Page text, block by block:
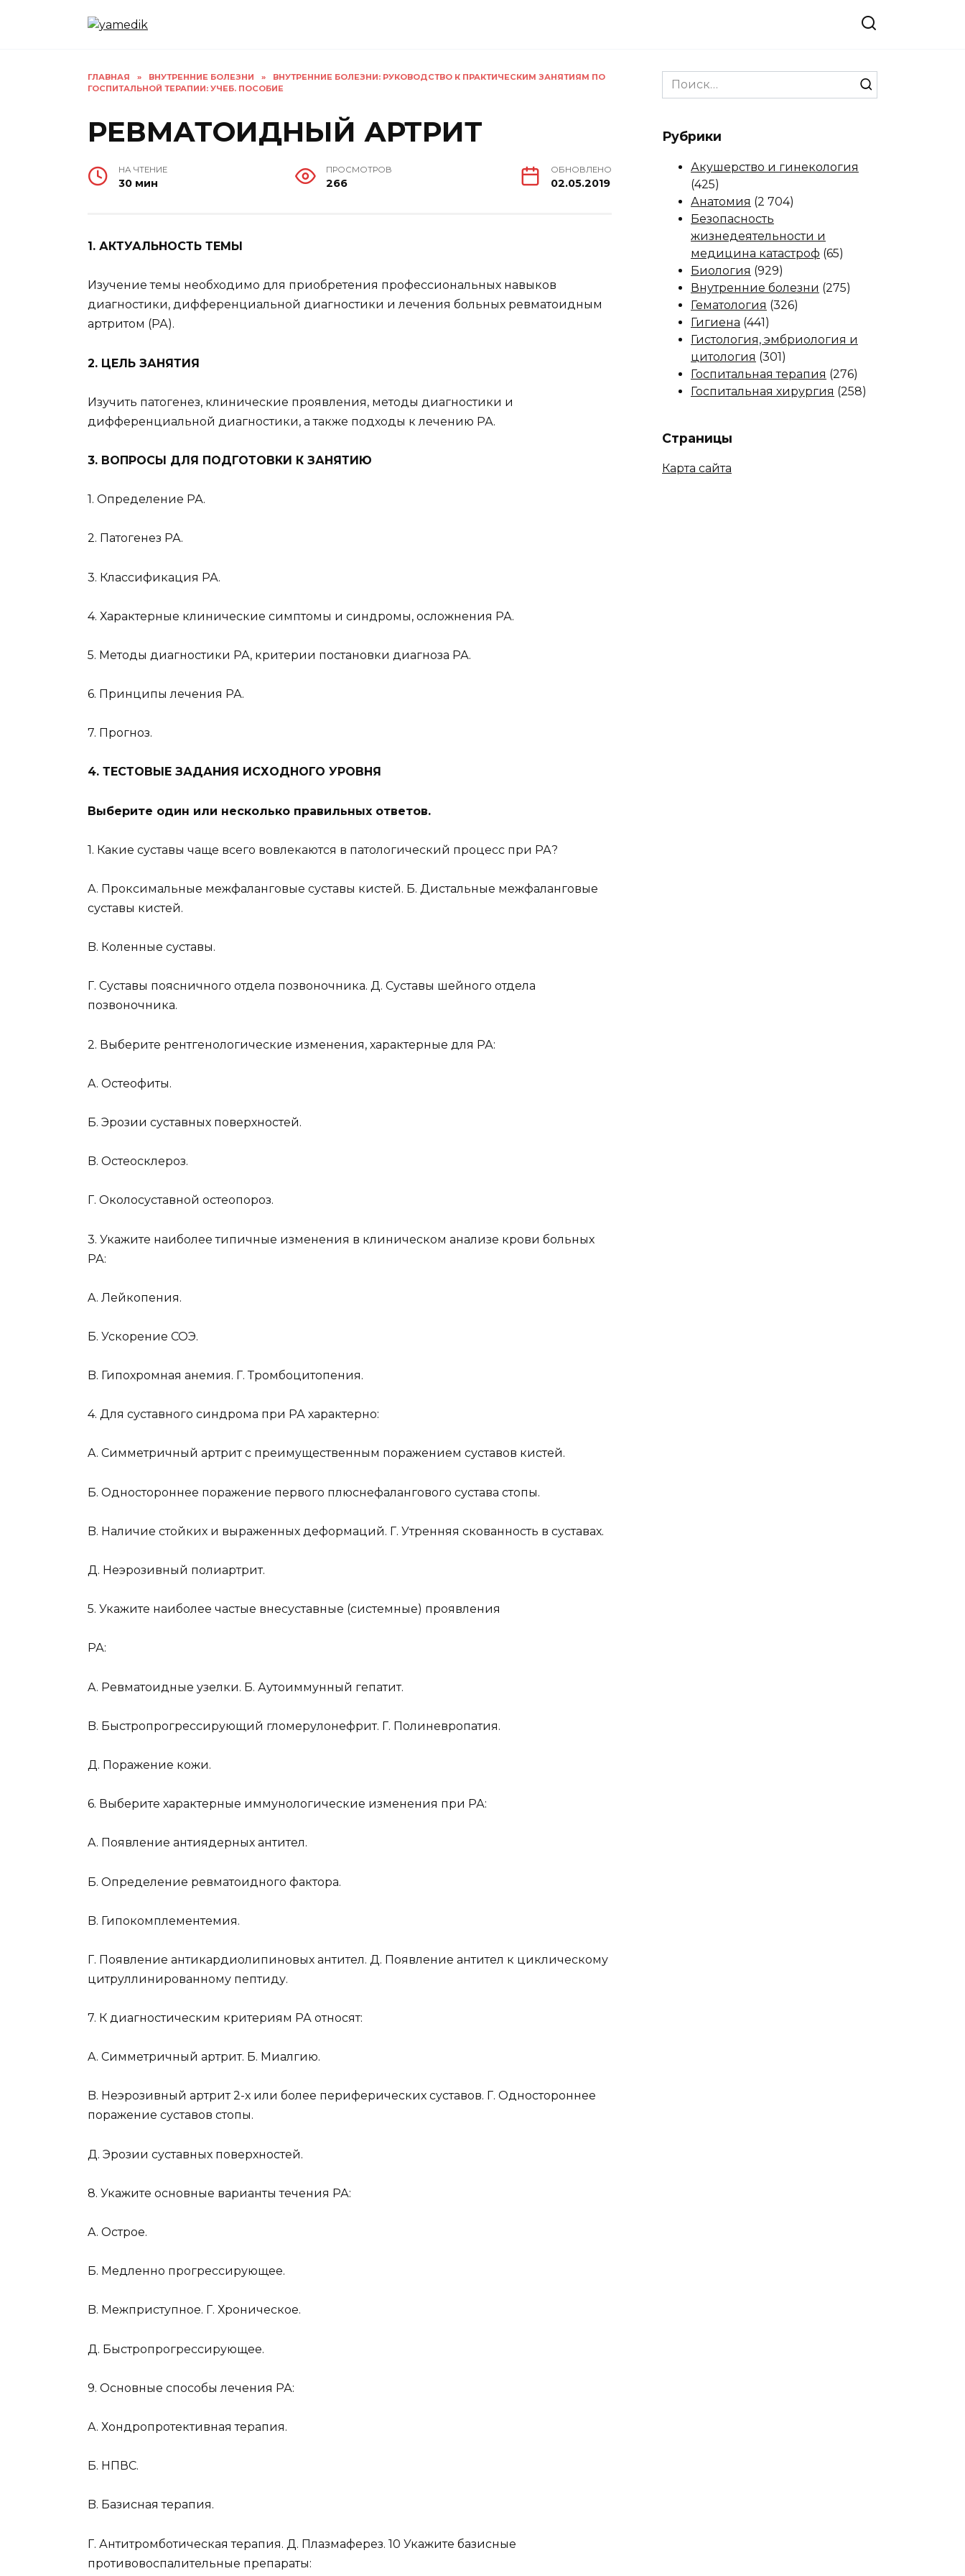
ГЛАВНАЯ » ВНУТРЕННИЕ БОЛЕЗНИ »
ВНУТРЕННИЕ БОЛЕЗНИ: РУКОВОДСТВО К ПРАКТИЧЕСКИМ ЗАНЯТИЯМ ПО
ГОСПИТАЛЬНОЙ ТЕРАПИИ: УЧЕБ. ПОСОБИЕ
РЕВМАТОИДНЫЙ АРТРИТ
НА ЧТЕНИЕ
30 мин
ПРОСМОТРОВ
266
ОБНОВЛЕНО
02.05.2019
1. АКТУАЛЬНОСТЬ ТЕМЫ
Изучение темы необходимо для приобретения профессиональных навыков
диагностики, дифференциальной диагностики и лечения больных ревматоидным
артритом (РА).
2. ЦЕЛЬ ЗАНЯТИЯ
Изучить патогенез, клинические проявления, методы диагностики и
дифференциальной диагностики, а также подходы к лечению РА.
3. ВОПРОСЫ ДЛЯ ПОДГОТОВКИ К ЗАНЯТИЮ
1. Определение РА.
2. Патогенез РА.
3. Классификация РА.
4. Характерные клинические симптомы и синдромы, осложнения РА.
5. Методы диагностики РА, критерии постановки диагноза РА.
6. Принципы лечения РА.
7. Прогноз.
4. ТЕСТОВЫЕ ЗАДАНИЯ ИСХОДНОГО УРОВНЯ
Выберите один или несколько правильных ответов.
1. Какие суставы чаще всего вовлекаются в патологический процесс при РА?
A. Проксимальные межфаланговые суставы кистей. Б. Дистальные межфаланговые
суставы кистей.
B. Коленные суставы.
Г. Суставы поясничного отдела позвоночника. Д. Суставы шейного отдела
позвоночника.
2. Выберите рентгенологические изменения, характерные для РА:
A. Остеофиты.
Б. Эрозии суставных поверхностей.
B. Остеосклероз.
Г. Околосуставной остеопороз.
3. Укажите наиболее типичные изменения в клиническом анализе крови больных
РА:
A. Лейкопения.
Б. Ускорение СОЭ.
B. Гипохромная анемия. Г. Тромбоцитопения.
4. Для суставного синдрома при РА характерно:
A. Симметричный артрит с преимущественным поражением суставов кистей.
Б. Одностороннее поражение первого плюснефалангового сустава стопы.
B. Наличие стойких и выраженных деформаций. Г. Утренняя скованность в суставах.
Д. Неэрозивный полиартрит.
5. Укажите наиболее частые внесуставные (системные) проявления
РА:
A. Ревматоидные узелки. Б. Аутоиммунный гепатит.
B. Быстропрогрессирующий гломерулонефрит. Г. Полиневропатия.
Д. Поражение кожи.
6. Выберите характерные иммунологические изменения при РА:
A. Появление антиядерных антител.
Б. Определение ревматоидного фактора.
B. Гипокомплементемия.
Г. Появление антикардиолипиновых антител. Д. Появление антител к циклическому
цитруллинированному пептиду.
7. К диагностическим критериям РА относят:
A. Симметричный артрит. Б. Миалгию.
B. Неэрозивный артрит 2-х или более периферических суставов. Г. Одностороннее
поражение суставов стопы.
Д. Эрозии суставных поверхностей.
8. Укажите основные варианты течения РА:
A. Острое.
Б. Медленно прогрессирующее.
B. Межприступное. Г. Хроническое.
Д. Быстропрогрессирующее.
9. Основные способы лечения РА:
A. Хондропротективная терапия.
Б. НПВС.
B. Базисная терапия.
Г. Антитромботическая терапия. Д. Плазмаферез. 10 Укажите базисные
противовоспалительные препараты:
Search
for:
Рубрики
Акушерство и гинекология
(425)
Анатомия (2 704)
Безопасность
жизнедеятельности и
медицина катастроф (65)
Биология (929)
Внутренние болезни (275)
Гематология (326)
Гигиена (441)
Гистология, эмбриология и
цитология (301)
Госпитальная терапия (276)
Госпитальная хирургия (258)
Страницы
Карта сайта